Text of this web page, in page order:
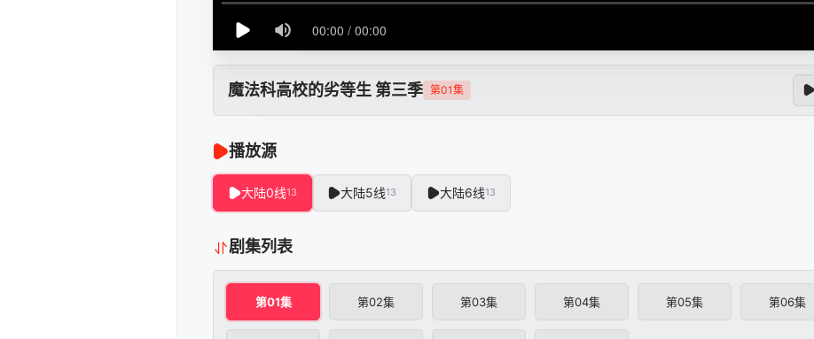
魔法科高校的劣等生 第三季 第01集
播放源
大陆0线13 大陆5线13 大陆6线13
剧集列表
第01集 第02集 第03集 第04集 第05集 第06集